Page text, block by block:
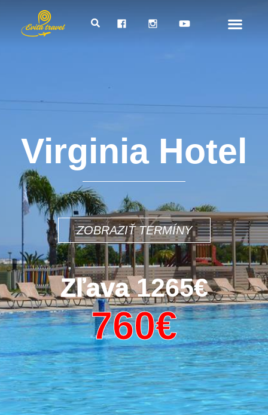
Virginia Hotel
ZOBRAZIŤ TERMÍNY
Zľava1265€
760€